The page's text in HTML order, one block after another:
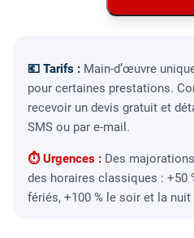
💶 Tarifs : Main-d’œuvre
pour certaines prestations.
recevoir un devis gratuit et
SMS ou par e-mail.
⏱ Urgences : Des
des horaires classiques : +50
fériés, +100 % le soir et la nuit